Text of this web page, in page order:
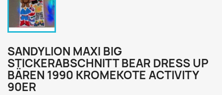
SANDYLION MAXI BIG
STICKERABSCHNITT BEAR DRESS UP
BÄREN 1990 KROMEKOTE ACTIVITY
90ER